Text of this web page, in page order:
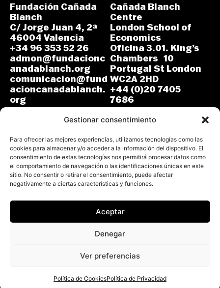
Gestionar consentimiento
Para ofrecer las mejores experiencias, utilizamos tecnologías como las
cookies para almacenar y/o acceder a la información del dispositivo. El
consentimiento de estas tecnologías nos permitirá procesar datos como
el comportamiento de navegación o las identificaciones únicas en este
sitio. No consentir o retirar el consentimiento, puede afectar
negativamente a ciertas características y funciones.
Aceptar
Denegar
Ver preferencias
Política de CookiesPolítica de Privacidad
Fundación Cañada
Blanch
C/ Jorge Juan 4, 2ª
46004 Valencia
+34 96 353 52 26
admon@fundacionc
anadablanch.org
comunicacion@fund
acioncanadablanch.
org
Cañada Blanch
Centre
London School of
Economics
Oficina 3.01. King’s
Chambers 10
Portugal St London
WC2A 2HD
+44 (0)20 7405
7686
m.osuna-
vergara@lse.ac.uk
Todos los derechos reservados.
Fundación Cañada Blanch 2026
Política de Cookies